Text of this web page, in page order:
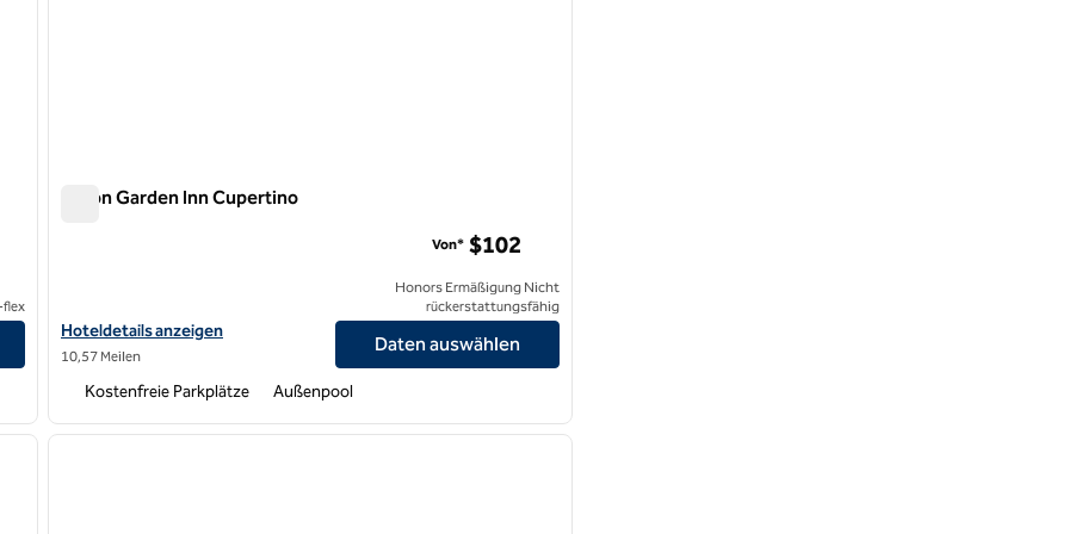
flex
Hilton Garden Inn Cupertino
Hoteldetails für Hilton Garden Inn Cupertino anzeigen
Hoteldetails anzeigen
10,57 Meilen
Von* $102
Honors Ermäßigung Nicht
rückerstattungsfähig
Daten auswählen
Kostenfreie Parkplätze Außenpool
nächstes Bild
1 von 12
nächstes Bild